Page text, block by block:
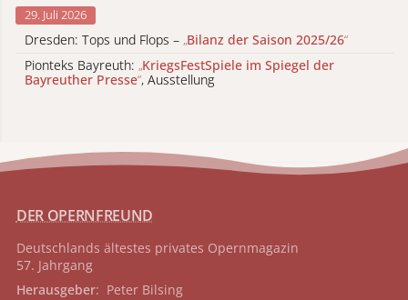
29. Juli 2026
Dresden: Tops und Flops – „Bilanz der Saison 2025/26“
Pionteks Bayreuth: „KriegsFestSpiele im Spiegel der
Bayreuther Presse“, Ausstellung
DER OPERNFREUND
Deutschlands ältestes privates Opernmagazin
57. Jahrgang
Herausgeber: Peter Bilsing